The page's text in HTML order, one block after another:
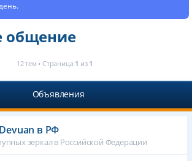
общение
12 тем • Страница 1 из 1
Объявления
в РФ
зеркал в Российской Федерации